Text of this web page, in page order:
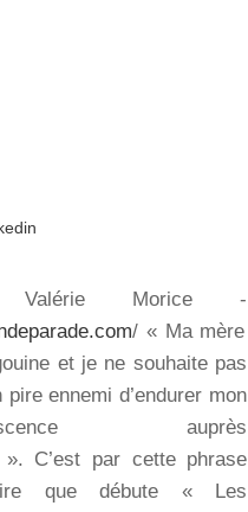
Valérie Morice -
/ « Ma mère
et je ne souhaite pas
pire ennemi d’endurer mon
auprès
». C’est par cette phrase
que débute « Les